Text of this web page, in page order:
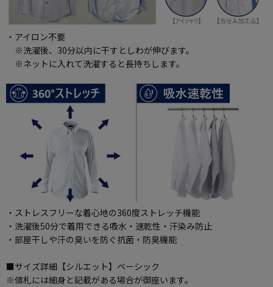
・アイロン不要
※洗濯後、30分以内に干すとしわが伸びます。
※ネットに入れて洗濯すると長持ちします。
・ストレスフリーな着心地の360度ストレッチ機能
・洗濯後50分で着用できる吸水・速乾性・汗染み防止
・部屋干しや汗の臭いを防ぐ抗菌・防臭機能
■サイズ詳細【シルエット】ベーシック
※値札には細身と記載がある場合が御座います。